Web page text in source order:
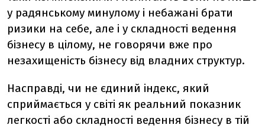
у радянському минулому і небажані брати
ризики на себе, але і у складності ведення
бізнесу в цілому, не говорячи вже про
незахищеність бізнесу від владних структур.
Насправді, чи не єдиний індекс, який
сприймається у світі як реальний показник
легкості або складності ведення бізнесу в тій